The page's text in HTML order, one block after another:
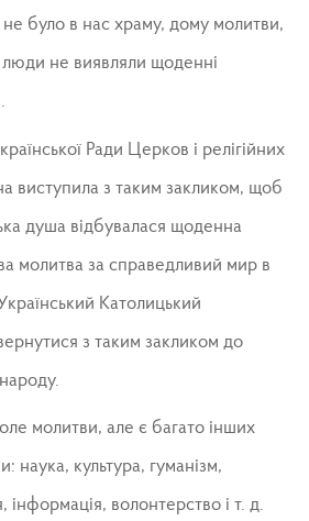
не було в нас храму, дому молитви,
люди не виявляли щоденні
Ради Церков і релігійних
виступила з таким закликом, щоб
душа відбувалася щоденна
молитва за справедливий мир в
Католицький
з таким закликом до
молитви, але є багато інших
наука, культура, гуманізм,
інформація, волонтерство і т. д.